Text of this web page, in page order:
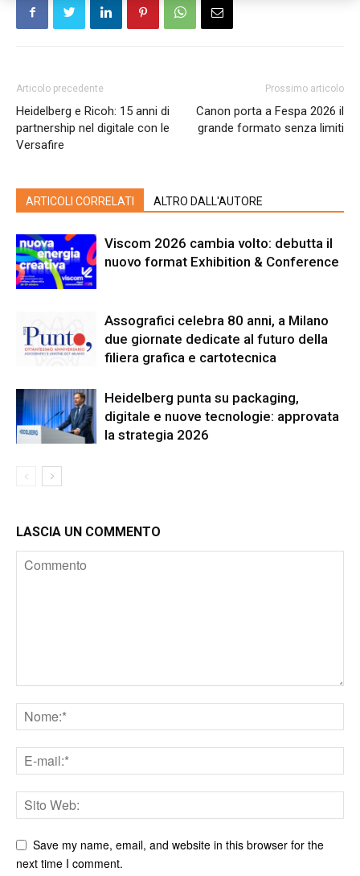
Articolo precedente
Heidelberg e Ricoh: 15 anni di
partnership nel digitale con le
Versafire
Prossimo articolo
Canon porta a Fespa 2026 il
grande formato senza limiti
ARTICOLI CORRELATI ALTRO DALL'AUTORE
Viscom 2026 cambia volto: debutta il
nuovo format Exhibition & Conference
Assografici celebra 80 anni, a Milano
due giornate dedicate al futuro della
filiera grafica e cartotecnica
Heidelberg punta su packaging,
digitale e nuove tecnologie: approvata
la strategia 2026
LASCIA UN COMMENTO
Save my name, email, and website in this browser for the
next time I comment.